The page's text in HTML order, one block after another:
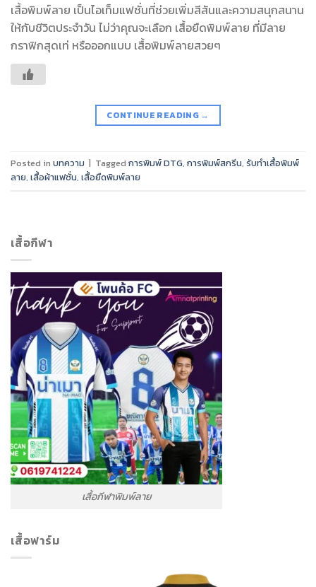
เสื้อพิมพ์ลาย เป็นไอเท็มแฟชั่นที่ช่วยเพิ่มสีสันและความสนุกสนาน
ให้กับชีวิตประจำวัน ไม่ว่าคุณจะเลือก เสื้อยืดพิมพ์ลาย ที่มีลาย
กราฟิกสุดเท่ หรือออกแบบ เสื้อพิมพ์ลายสวยๆ
CONTINUE READING →
Posted in บทความ | Tagged การพิมพ์ DTG, การพิมพ์สกรีน, รับทำเสื้อพิมพ์
ลาย, เสื้อผ้าแฟชั่น, เสื้อยืดพิมพ์ลาย
เสื้อกีฬา
เสื้อกีฬาพิมพ์ลาย
เสื้อฟาร์ม